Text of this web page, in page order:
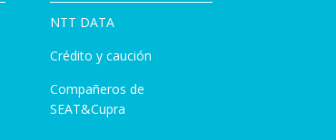
NTT DATA
Crédito y caución
Compañeros de
SEAT&Cupra